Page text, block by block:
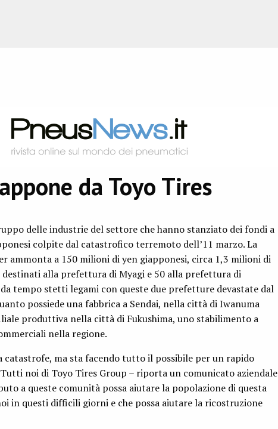
da Toyo Tires
delle industrie del settore che hanno stanziato dei fondi a
colpite dal catastrofico terremoto dell’11 marzo. La
ammonta a 150 milioni di yen giapponesi, circa 1,3 milioni di
alla prefettura di Myagi e 50 alla prefettura di
tempo stetti legami con queste due prefetture devastate dal
possiede una fabbrica a Sendai, nella città di Iwanuma
produttiva nella città di Fukushima, uno stabilimento a
nella regione.
catastrofe, ma sta facendo tutto il possibile per un rapido
noi di Toyo Tires Group – riporta un comunicato aziendale
a queste comunità possa aiutare la popolazione di questa
in questi difficili giorni e che possa aiutare la ricostruzione